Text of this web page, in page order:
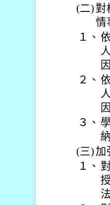
(二) 對
情
１、
２、
３、
(三) 加
１、